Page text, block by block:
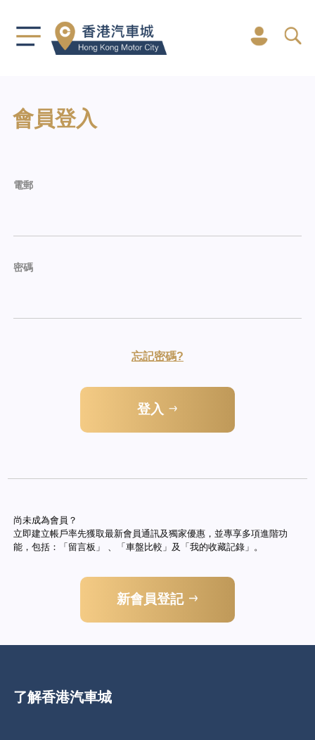
會員登入
電郵
密碼
忘記密碼?
登入
尚未成為會員？
立即建立帳戶率先獲取最新會員通訊及獨家優惠，並專享多項進階功
能，包括：「留言板」 、「車盤比較」及「我的收藏記錄」。
新會員登記
了解香港汽車城